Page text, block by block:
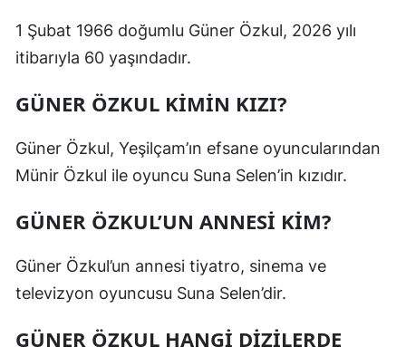
1 Şubat 1966 doğumlu Güner Özkul, 2026 yılı
itibarıyla 60 yaşındadır.
GÜNER ÖZKUL KIMIN KIZI?
Güner Özkul, Yeşilçam’ın efsane oyuncularından
Münir Özkul ile oyuncu Suna Selen’in kızıdır.
GÜNER ÖZKUL’UN ANNESI KIM?
Güner Özkul’un annesi tiyatro, sinema ve
televizyon oyuncusu Suna Selen’dir.
GÜNER ÖZKUL HANGI DIZILERDE